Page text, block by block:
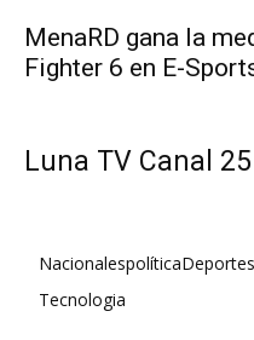
MenaRD gana la
Fighter 6 en E-
Luna TV Canal 25
NacionalespolíticaDeportes
Tecnologia